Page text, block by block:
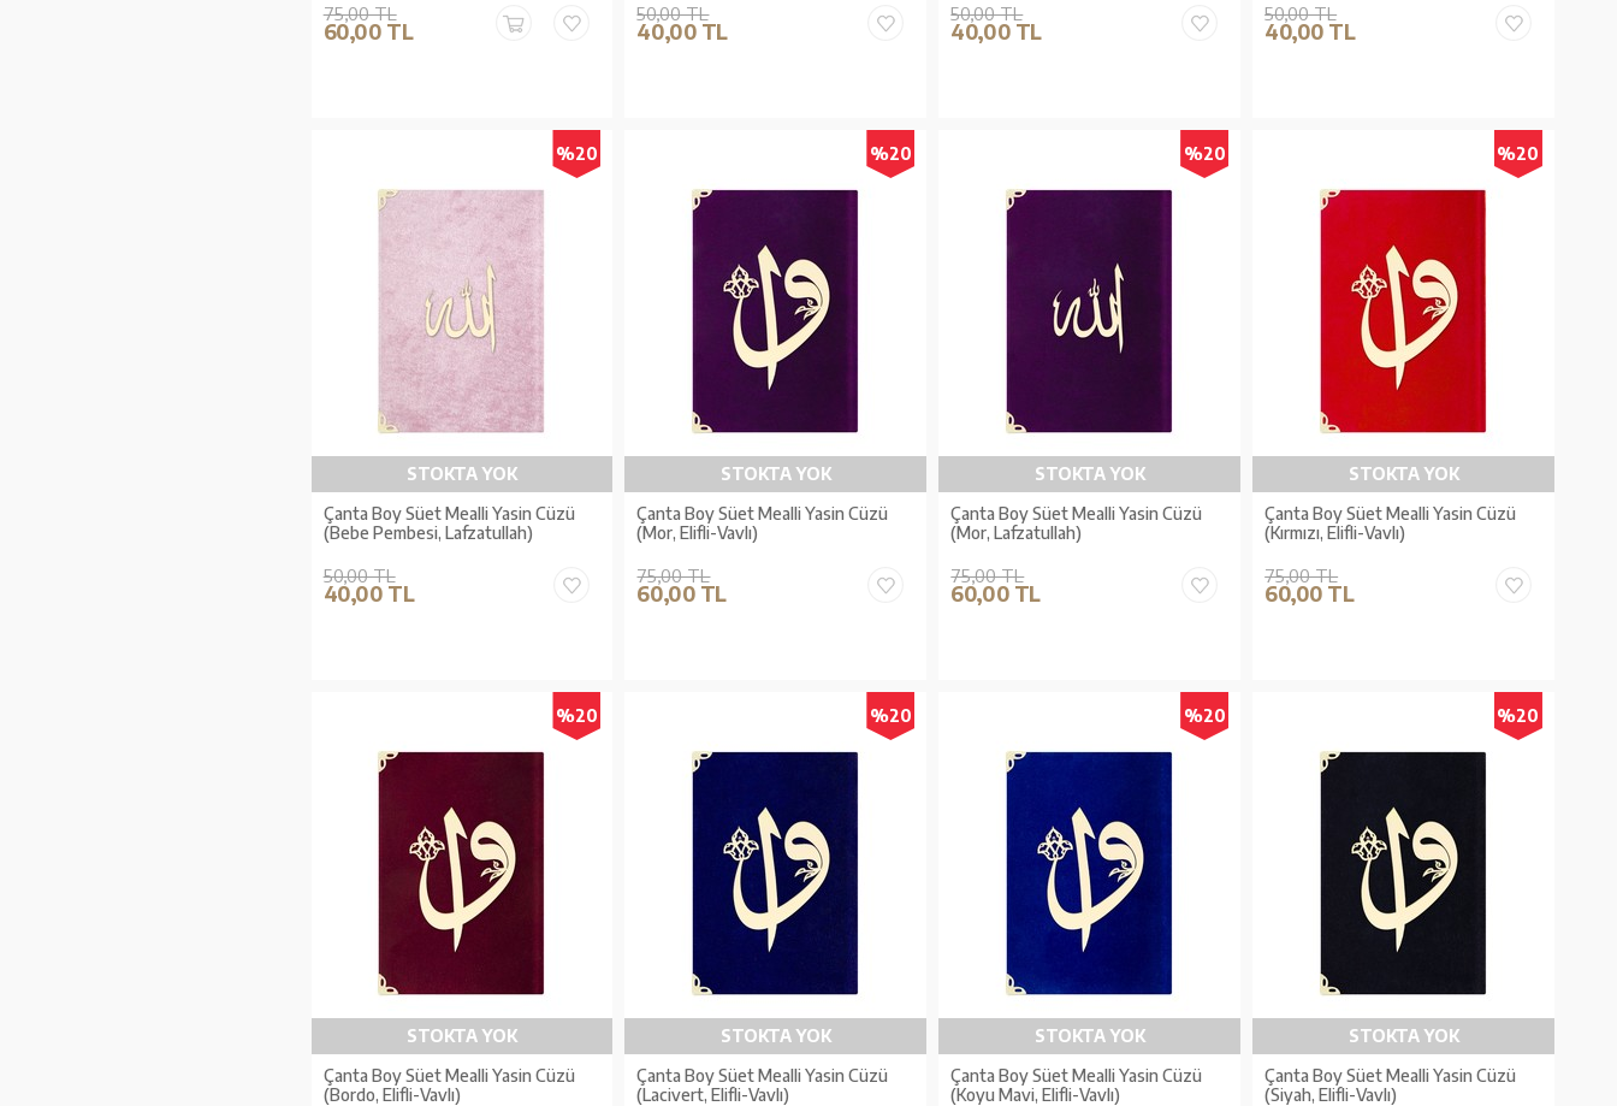
75,00 TL
60,00 TL
50,00 TL
40,00 TL
50,00 TL
40,00 TL
50,00 TL
40,00 TL
%20
STOKTA YOK
Çanta Boy Süet Mealli Yasin Cüzü
(Bebe Pembesi, Lafzatullah)
50,00 TL
40,00 TL
%20
STOKTA YOK
Çanta Boy Süet Mealli Yasin Cüzü
(Mor, Elifli-Vavlı)
75,00 TL
60,00 TL
%20
STOKTA YOK
Çanta Boy Süet Mealli Yasin Cüzü
(Mor, Lafzatullah)
75,00 TL
60,00 TL
%20
STOKTA YOK
Çanta Boy Süet Mealli Yasin Cüzü
(Kırmızı, Elifli-Vavlı)
75,00 TL
60,00 TL
%20
STOKTA YOK
Çanta Boy Süet Mealli Yasin Cüzü
(Bordo, Elifli-Vavlı)
%20
STOKTA YOK
Çanta Boy Süet Mealli Yasin Cüzü
(Lacivert, Elifli-Vavlı)
%20
STOKTA YOK
Çanta Boy Süet Mealli Yasin Cüzü
(Koyu Mavi, Elifli-Vavlı)
%20
STOKTA YOK
Çanta Boy Süet Mealli Yasin Cüzü
(Siyah, Elifli-Vavlı)